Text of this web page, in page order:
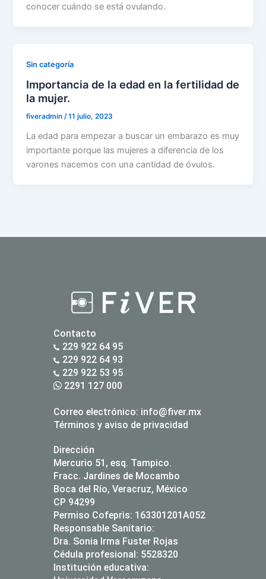
conocer cuándo se está ovulando.
Sin categoría
Importancia de la edad en la fertilidad de
la mujer.
fiveradmin/11 julio, 2023
La edad para empezar a buscar un embarazo es muy
importante porque las mujeres a diferencia de los
varones nacemos con una cantidad de óvulos.
Contacto
229 922 64 95
229 922 64 93
229 922 53 95
2291 127 000
Correo electrónico: info@fiver.mx
Términos y aviso de privacidad
Dirección
Mercurio 51, esq. Tampico.
Fracc. Jardines de Mocambo
Boca del Río, Veracruz, México
CP 94299
Permiso Cofeprìs: 163301201A052
Responsable Sanitario:
Dra. Sonia Irma Fuster Rojas
Cédula profesional: 5528320
Institución educativa: